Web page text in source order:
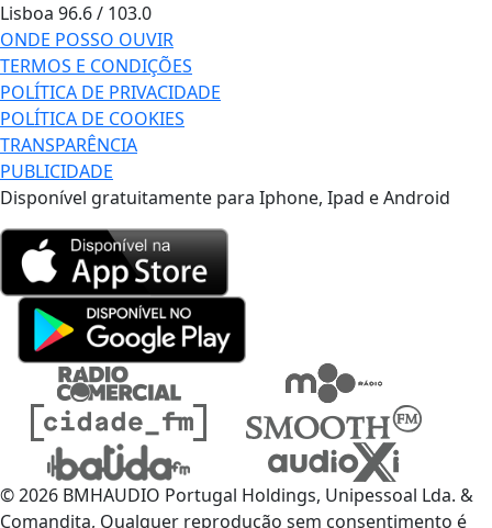
Lisboa 96.6 / 103.0
ONDE POSSO OUVIR
TERMOS E CONDIÇÕES
POLÍTICA DE PRIVACIDADE
POLÍTICA DE COOKIES
TRANSPARÊNCIA
PUBLICIDADE
Disponível gratuitamente para Iphone, Ipad e Android
© 2026 BMHAUDIO Portugal Holdings, Unipessoal Lda. &
Comandita, Qualquer reprodução sem consentimento é